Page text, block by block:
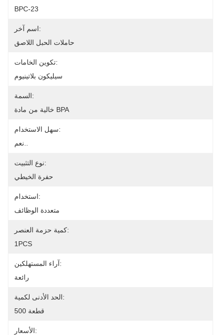
BPC-23
اسم آخر:
حاملات الحبل اللاصق
تكوين الخامات:
سيليكون بلاتينيوم
السمة:
خالية من مادة BPA
سهل الاستخدام:
نوع التثبيت:
حفرة الخيطي
استخدام:
متعددة الوظائف
كمية حزمة العنصر:
1PCS
آراء المستهلكين:
رائعة
الحد الأدنى لكمية:
500 قطعة
الأسعار: